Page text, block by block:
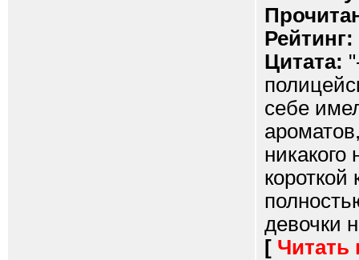
Рейтинг:
Цитата:
себе
никакого
девочки
[ Читать